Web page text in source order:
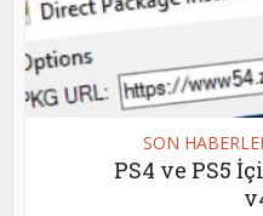
SON
PS4 ve PS5